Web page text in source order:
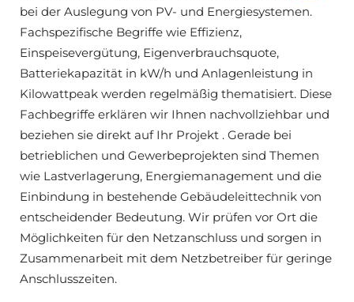
bei der Auslegung von PV- und Energiesystemen.
Fachspezifische Begriffe wie Effizienz,
Einspeisevergütung, Eigenverbrauchsquote,
Batteriekapazität in kW/h und Anlagenleistung in
Kilowattpeak werden regelmäßig thematisiert. Diese
Fachbegriffe erklären wir Ihnen nachvollziehbar und
beziehen sie direkt auf Ihr Projekt . Gerade bei
betrieblichen und Gewerbeprojekten sind Themen
wie Lastverlagerung, Energiemanagement und die
Einbindung in bestehende Gebäudeleittechnik von
entscheidender Bedeutung. Wir prüfen vor Ort die
Möglichkeiten für den Netzanschluss und sorgen in
Zusammenarbeit mit dem Netzbetreiber für geringe
Anschlusszeiten.